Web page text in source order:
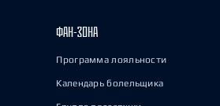
ФАН-ЗОНА
Программа лояльности
Календарь болельщика